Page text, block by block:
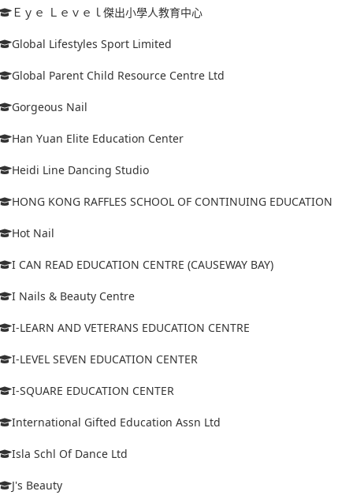
Ｅｙｅ Ｌｅｖｅｌ傑出小學人教育中心
Global Lifestyles Sport Limited
Global Parent Child Resource Centre Ltd
Gorgeous Nail
Han Yuan Elite Education Center
Heidi Line Dancing Studio
HONG KONG RAFFLES SCHOOL OF CONTINUING EDUCATION
Hot Nail
I CAN READ EDUCATION CENTRE (CAUSEWAY BAY)
I Nails & Beauty Centre
I-LEARN AND VETERANS EDUCATION CENTRE
I-LEVEL SEVEN EDUCATION CENTER
I-SQUARE EDUCATION CENTER
International Gifted Education Assn Ltd
Isla Schl Of Dance Ltd
J's Beauty